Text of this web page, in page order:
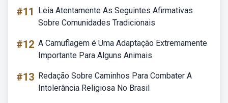
#11
Leia Atentamente As Seguintes Afirmativas
Sobre Comunidades Tradicionais
#12 A Camuflagem é Uma Adaptação Extremamente
Importante Para Alguns Animais
#13 Redação Sobre Caminhos Para Combater A
Intolerância Religiosa No Brasil